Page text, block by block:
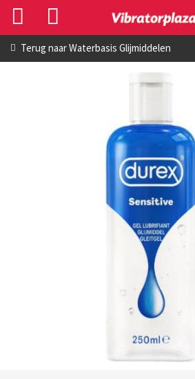
Terug naarWaterbasis Glijmiddelen